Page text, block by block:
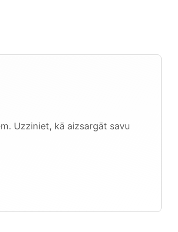
Uzziniet, kā aizsargāt savu